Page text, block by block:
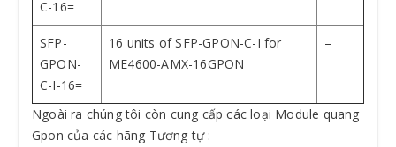
C-16=
SFP-
GPON-
C-I-16=
16 units of SFP-GPON-C-I for
ME4600-AMX-16GPON
–
Ngoài ra chúng tôi còn cung cấp các loại Module quang
Gpon của các hãng Tương tự :